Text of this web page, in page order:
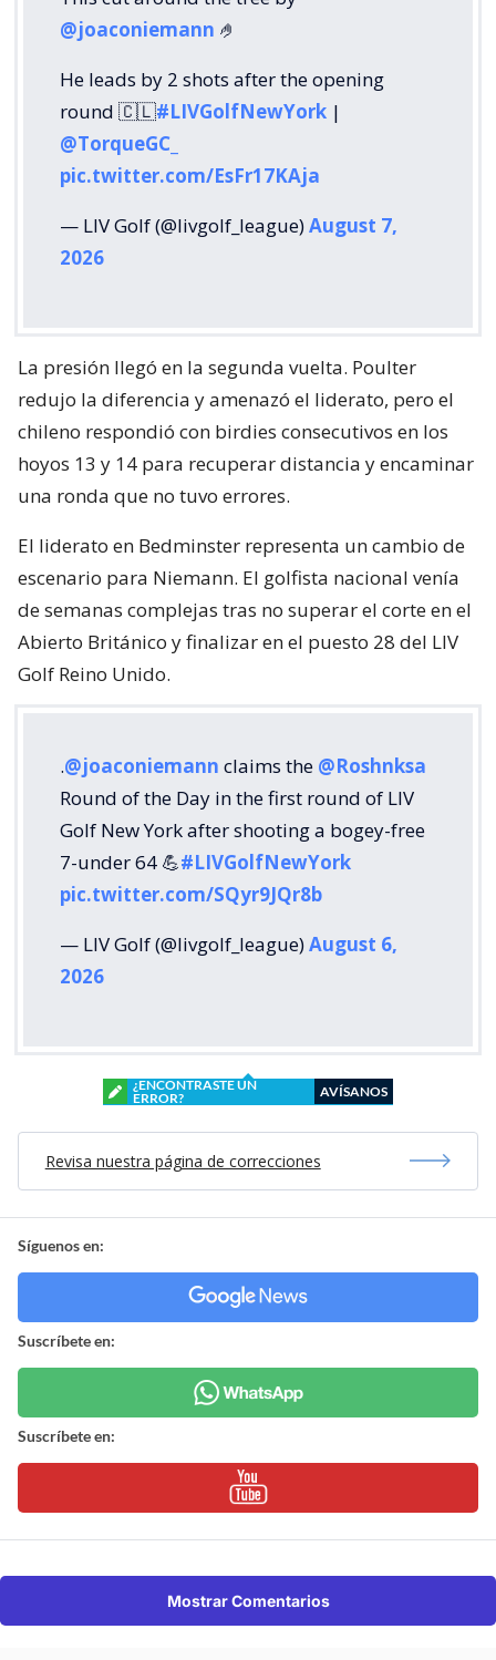
@joaconiemann 🤌
He leads by 2 shots after the opening
round 🇨🇱#LIVGolfNewYork |
@TorqueGC_
pic.twitter.com/EsFr17KAja
— LIV Golf (@livgolf_league)August 7,
2026
La presión llegó en la segunda vuelta. Poulter
redujo la diferencia y amenazó el liderato, pero el
chileno respondió con birdies consecutivos en los
hoyos 13 y 14 para recuperar distancia y encaminar
una ronda que no tuvo errores.
El liderato en Bedminster representa un cambio de
escenario para Niemann. El golfista nacional venía
de semanas complejas tras no superar el corte en el
Abierto Británico y finalizar en el puesto 28 del LIV
Golf Reino Unido.
.@joaconiemann claims the @Roshnksa
Round of the Day in the first round of LIV
Golf New York after shooting a bogey-free
7-under 64 💪#LIVGolfNewYork
pic.twitter.com/SQyr9JQr8b
— LIV Golf (@livgolf_league)August 6,
2026
¿ENCONTRASTE UN
ERROR?
AVÍSANOS
Revisa nuestra página de correcciones
Síguenos en:
Suscríbete en:
Suscríbete en:
Mostrar Comentarios